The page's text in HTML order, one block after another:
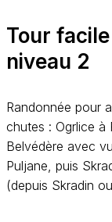
Tour
niveau 2
Randonnée pour
chutes : Ogrlice à
Belvédère avec
Puljane, puis
(depuis Skradin